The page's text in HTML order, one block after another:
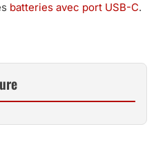
batteries avec port USB-C.